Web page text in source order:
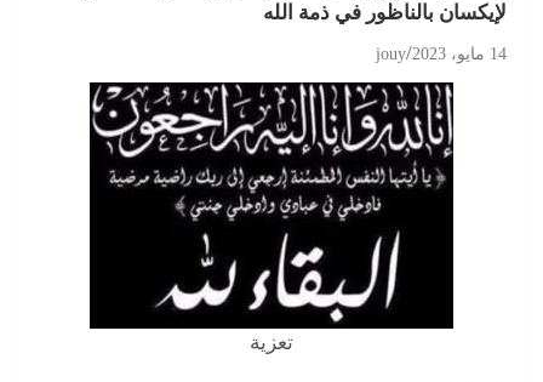
لإيكسان بالناظور في ذمة الله
14 مايو، 2023 jouy
تعزية